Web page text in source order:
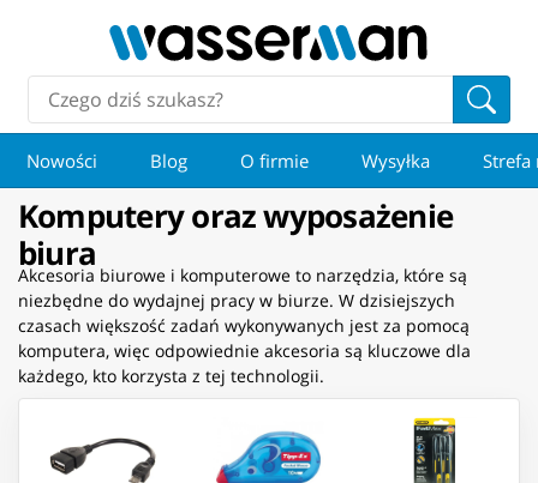
Nowości Blog O firmie Wysyłka Strefa
Komputery oraz wyposażenie
biura
Akcesoria biurowe i komputerowe to narzędzia, które są
niezbędne do wydajnej pracy w biurze. W dzisiejszych
czasach większość zadań wykonywanych jest za pomocą
komputera, więc odpowiednie akcesoria są kluczowe dla
każdego, kto korzysta z tej technologii.